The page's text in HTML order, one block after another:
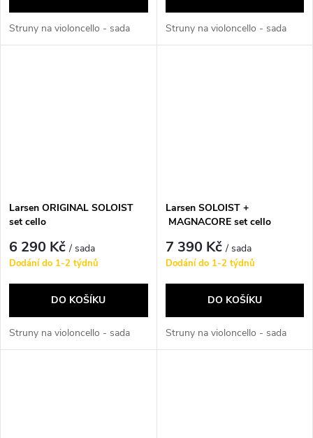
Struny na violoncello - sada Struny na violoncello - sada
Larsen ORIGINAL SOLOIST
set cello
6 290 Kč/ sada
Dodání do 1-2 týdnů
DO KOŠÍKU
Struny na violoncello - sada
Larsen SOLOIST +
MAGNACORE set cello
7 390 Kč/ sada
Dodání do 1-2 týdnů
DO KOŠÍKU
Struny na violoncello - sada